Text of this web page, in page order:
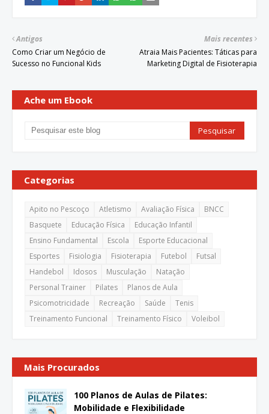
Mais recentes
Atraia Mais Pacientes: Táticas para
Marketing Digital de Fisioterapia
Antigos
Como Criar um Negócio de
Sucesso no Funcional Kids
Ache um Ebook
Categorias
Apito no Pescoço Atletismo Avaliação Física
BNCC
Basquete
Educação Física
Educação Infantil
Ensino Fundamental
Escola
Esporte Educacional
Esportes
Fisiologia Fisioterapia Futebol
Futsal
Handebol
Idosos Musculação
Natação
Personal Trainer
Pilates
Planos de Aula
Psicomotricidade
Recreação Saúde
Tenis
Treinamento Funcional
Treinamento Físico Voleibol
Mais Procurados
100 Planos de Aulas de Pilates:
Mobilidade e Flexibilidade